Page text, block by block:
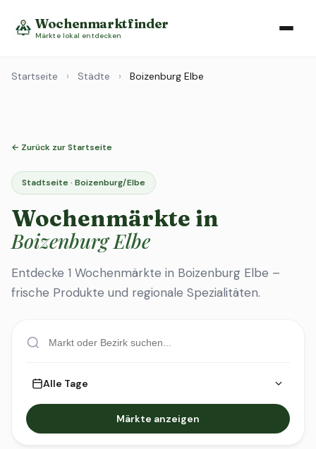
Wochenmarktfinder
Märkte lokal entdecken
Startseite › Städte › Boizenburg Elbe
← Zurück zur Startseite
Stadtseite · Boizenburg/Elbe
Wochenmärkte in
Boizenburg Elbe
Entdecke 1 Wochenmärkte in Boizenburg Elbe –
frische Produkte und regionale Spezialitäten.
Alle Tage
Märkte anzeigen